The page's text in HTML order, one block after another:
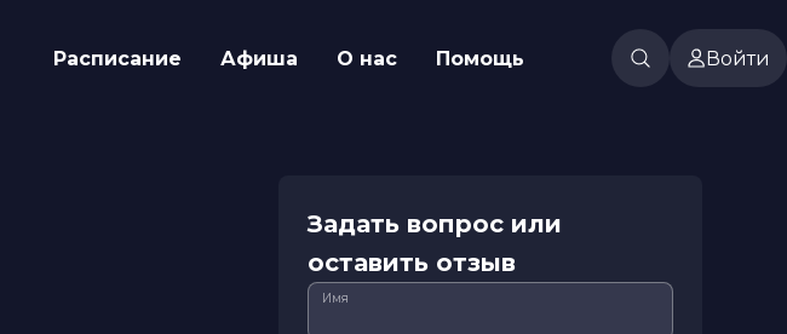
Расписание Афиша О нас Помощь Войти
Задать вопрос или
оставить отзыв
Имя